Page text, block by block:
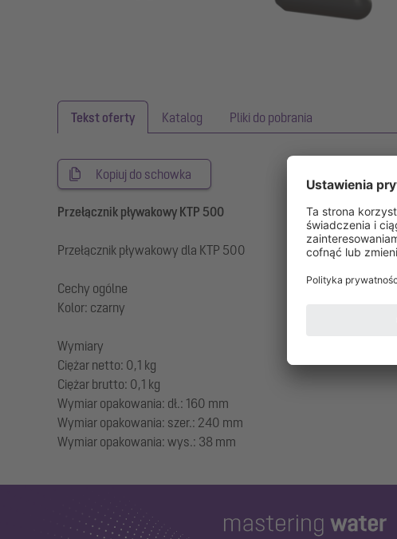
Tekst oferty Katalog Pliki do pobrania
Kopiuj do schowka
Przełącznik pływakowy KTP 500
Przełącznik pływakowy dla KTP 500
Cechy ogólne
Kolor: czarny
Wymiary
Ciężar netto: 0,1 kg
Ciężar brutto: 0,1 kg
Wymiar opakowania: dł.: 160 mm
Wymiar opakowania: szer.: 240 mm